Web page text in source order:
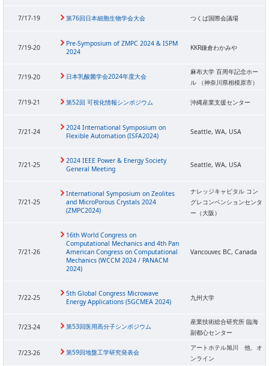
7/17-19 第76回日本細胞生物学会大会 つくば国際会議場
7/19-20
Pre-Symposium of ZMPC 2024 & ISPM
2024
KKR鎌倉わかみや
7/19-20 日本乳酸菌学会2024年度大会
麻布大学 百周年記念ホー
ル （神奈川県相模原市）
7/19-21 第52回 可視化情報シンポジウム 沖縄産業支援センター
7/21-24
2024 International Symposium on
Flexible Automation (ISFA2024)
Seattle, WA, USA
7/21-25
2024 IEEE Power & Energy Society
General Meeting
Seattle, WA, USA
7/21-25
International Symposium on Zeolites
and MicroPorous Crystals 2024
(ZMPC2024)
ナレッジキャピタル コン
グレコンベンションセンタ
ー（大阪）
7/21-26
16th World Congress on
Computational Mechanics and 4th Pan
American Congress on Computational
Mechanics (WCCM 2024 / PANACM
2024)
Vancouver, BC, Canada
7/22-25
5th Global Congress Microwave
Energy Applications (5GCMEA 2024)
九州大学
7/23-24 第53回医用高分子シンポジウム
産業技術総合研究所 臨海
副都心センター
7/23-26 第59回地盤工学研究発表会
アートホテル旭川 他、オ
ンライン